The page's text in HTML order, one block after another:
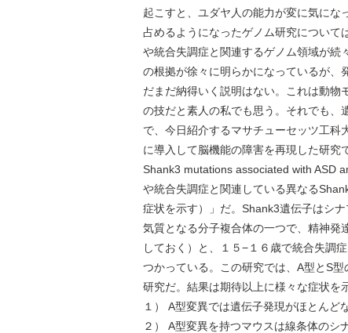
起こすと、ユダヤ人の能力が変に気にな
占めるようになったゲノム研究について
や統合失調症と関連するゲノム領域が続
の根拠が徐々に明らかになっているが、
だまだ納得いく説明はない。これは動
の技だと素人の私でも思う。それでも、
で、今日紹介するマサチューセッツ工科
に導入して脳機能の障害を再現した研
Shank3 mutations associated with ASD
や統合失調症と関連している異なる
症状を示す）」だ。Shank3遺伝子はシ
気質となる分子複合体の一つで、精神発
しておく）と、１５−１６歳で統合失調
つかっている。この研究では、A型とS
研究だ。結果は期待以上に様々な症状を
１） A型変異では遺伝子発現がほとんど
２） A型変異を持つマウスは線条体のシ